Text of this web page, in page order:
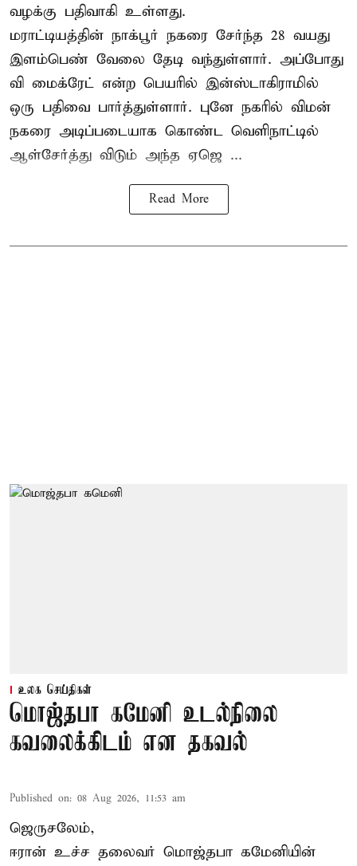
வழக்கு பதிவாகி உள்ளது.
மராட்டியத்தின் நாக்பூர் நகரை சேர்ந்த 28 வயது
இளம்பெண் வேலை தேடி வந்துள்ளார். அப்போது
வி மைக்ரேட் என்ற பெயரில் இன்ஸ்டாகிராமில்
ஒரு பதிவை பார்த்துள்ளார். புனே நகரில் விமன்
நகரை அடிப்படையாக கொண்ட வெளிநாட்டில்
ஆள்சேர்த்து விடும் அந்த ஏஜெ ...
Read More
உலக செய்திகள்
மொஜ்தபா கமேனி உடல்நிலை
கவலைக்கிடம் என தகவல்
Published on: 08 Aug 2026, 11:53 am
ஜெருசலேம்,
ஈரான் உச்ச தலைவர் மொஜ்தபா கமேனியின்